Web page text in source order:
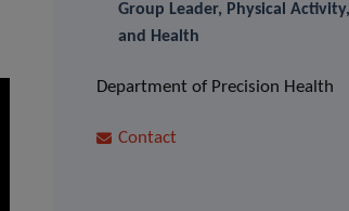
Group Leader, Physical
and Health
Department of Precision Health
Contact